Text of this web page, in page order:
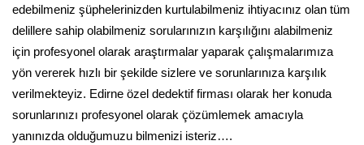
edebilmeniz şüphelerinizden kurtulabilmeniz ihtiyacınız olan tüm
delillere sahip olabilmeniz sorularınızın karşılığını alabilmeniz
için profesyonel olarak araştırmalar yaparak çalışmalarımıza
yön vererek hızlı bir şekilde sizlere ve sorunlarınıza karşılık
verilmekteyiz. Edirne özel dedektif firması olarak her konuda
sorunlarınızı profesyonel olarak çözümlemek amacıyla
yanınızda olduğumuzu bilmenizi isteriz….